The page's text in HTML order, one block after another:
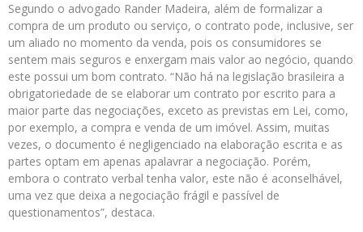
Segundo o advogado Rander Madeira, além de formalizar a
compra de um produto ou serviço, o contrato pode, inclusive, ser
um aliado no momento da venda, pois os consumidores se
sentem mais seguros e enxergam mais valor ao negócio, quando
este possui um bom contrato. “Não há na legislação brasileira a
obrigatoriedade de se elaborar um contrato por escrito para a
maior parte das negociações, exceto as previstas em Lei, como,
por exemplo, a compra e venda de um imóvel. Assim, muitas
vezes, o documento é negligenciado na elaboração escrita e as
partes optam em apenas apalavrar a negociação. Porém,
embora o contrato verbal tenha valor, este não é aconselhável,
uma vez que deixa a negociação frágil e passível de
questionamentos”, destaca.